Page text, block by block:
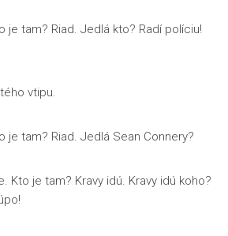
je tam? Riad. Jedlá kto? Radí políciu!
vtipu.
je tam? Riad. Jedlá Sean Connery?
Kto je tam? Kravy idú. Kravy idú koho?